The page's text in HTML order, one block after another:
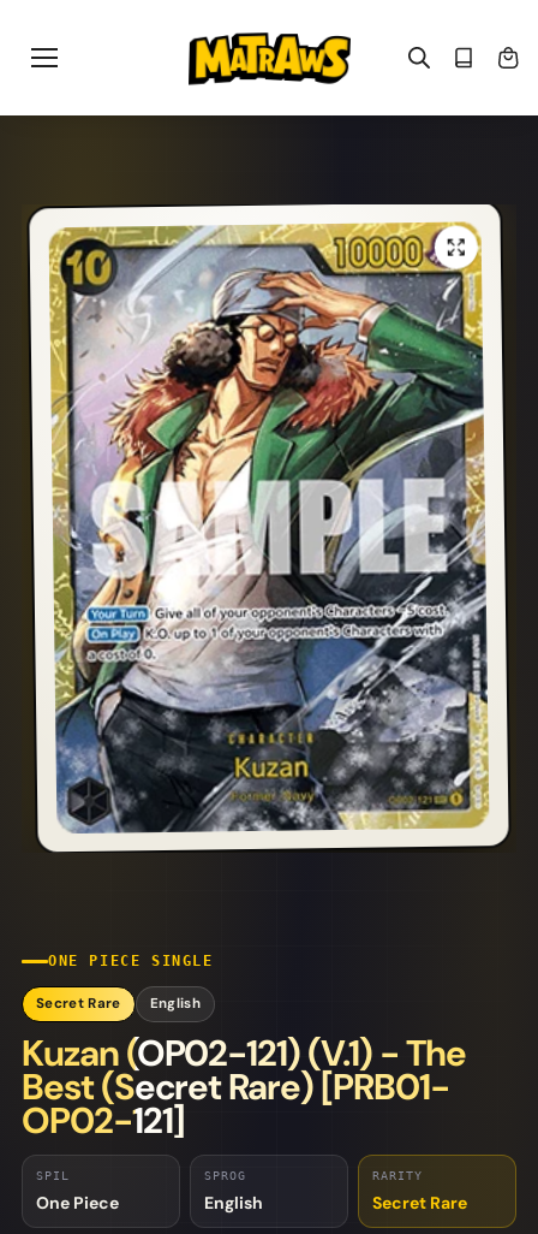
indhold
ONE PIECE SINGLE
Secret Rare English
Kuzan (OP02-121) (V.1) - The
Best (Secret Rare) [PRB01-
OP02-121]
SPIL
One Piece
SPROG
English
RARITY
Secret Rare